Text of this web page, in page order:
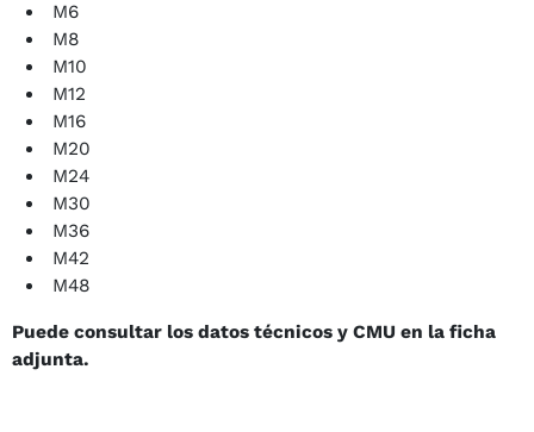
M6
M8
M10
M12
M16
M20
M24
M30
M36
M42
M48
Puede consultar los datos técnicos y CMU en la ficha
adjunta.